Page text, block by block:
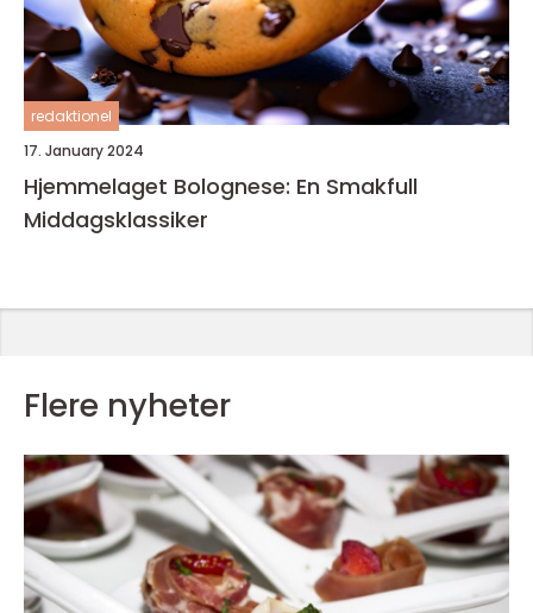
redaktionel
17. January 2024
Hjemmelaget Bolognese: En Smakfull
Middagsklassiker
Flere nyheter